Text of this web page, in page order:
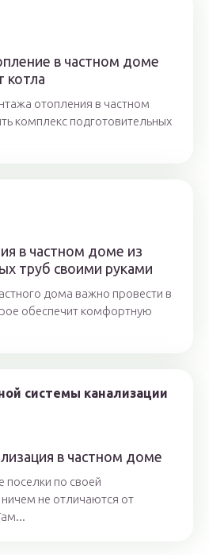
в частном доме
котла
отопления в частном
комплекс подготовительных
в частном доме из
труб своими руками
дома важно провести в
обеспечит комфортную
в частном доме
по своей
не отличаются от